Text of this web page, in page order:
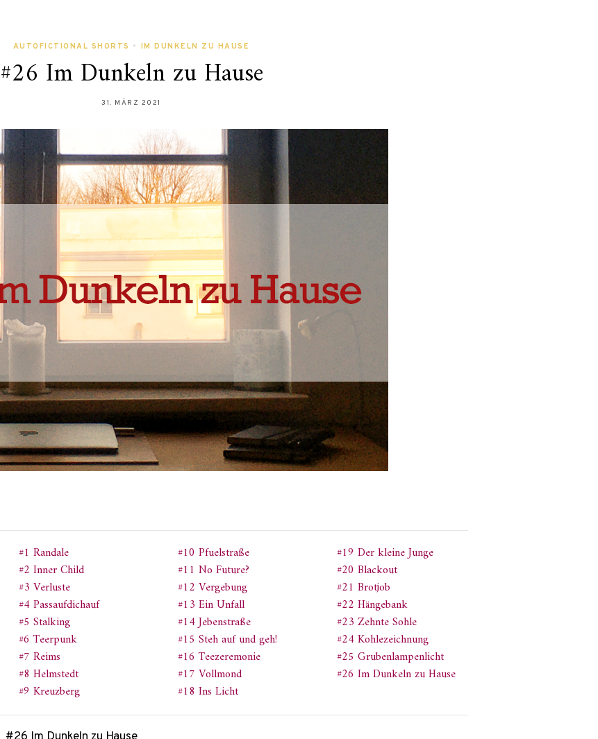
AUTOFICTIONAL SHORTS • IM DUNKELN ZU HAUSE
#26 Im Dunkeln zu Hause
31. MÄRZ 2021
#1 Randale
#2 Inner Child
#3 Verluste
#4 Passaufdichauf
#5 Stalking
#6 Teerpunk
#7 Reims
#8 Helmstedt
#9 Kreuzberg
#10 Pfuelstraße
#11 No Future?
#12 Vergebung
#13 Ein Unfall
#14 Jebenstraße
#15 Steh auf und geh!
#16 Teezeremonie
#17 Vollmond
#18 Ins Licht
#19 Der kleine Junge
#20 Blackout
#21 Brotjob
#22 Hängebank
#23 Zehnte Sohle
#24 Kohlezeichnung
#25 Grubenlampenlicht
#26 Im Dunkeln zu Hause